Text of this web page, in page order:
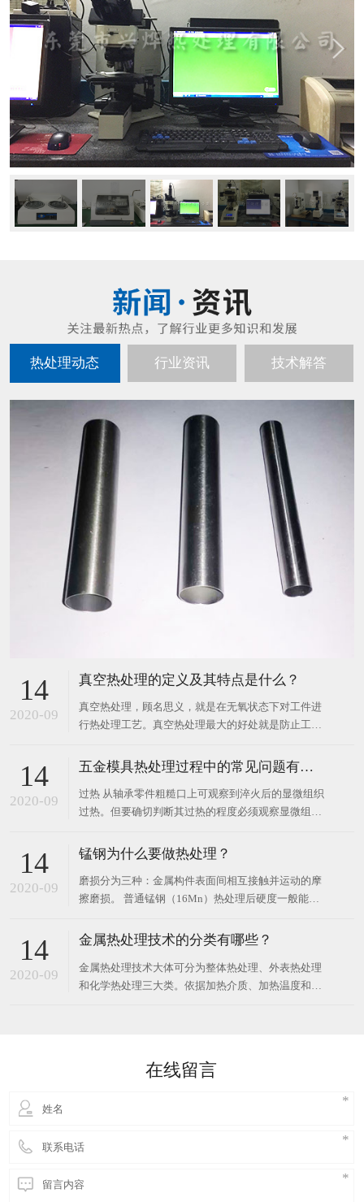
热处理动态 行业资讯 技术解答
14
2020-09
真空热处理的定义及其特点是什么？
真空热处理，顾名思义，就是在无氧状态下对工件进
行热处理工艺。真空热处理最大的好处就是防止工件
理从诞生到目前，受到了快速发展。接踵泛起了气
起了真空渗碳，渗氮、渗硼以及连续真空热处理等技
术。真空热处理
14
2020-09
五金模具热处理过程中的常见问题有哪些？
过热 从轴承零件粗糙口上可观察到淬火后的显微组织
过热。但要确切判断其过热的程度必须观察显微组
则为淬火过热组织。形成原因可能是淬火加热温度过
原始组织带状碳化物严重，在两带之间的低碳区形成
局部马氏体
14
2020-09
锰钢为什么要做热处理？
磨损分为三种：金属构件表面间相互接触并运动的摩
擦磨损。 普通锰钢（16Mn）热处理后硬度一般能达
非金属物料打击金属表面的磨料磨损和流动气体或液
为主、变形，主要用于需要承受冲击，材料本身和工
况条件
14
2020-09
金属热处理技术的分类有哪些？
金属热处理技术大体可分为整体热处理、外表热处理
和化学热处理三大类。依据加热介质、加热温度和冷
杂乱，因而钢铁热处理
在线留言